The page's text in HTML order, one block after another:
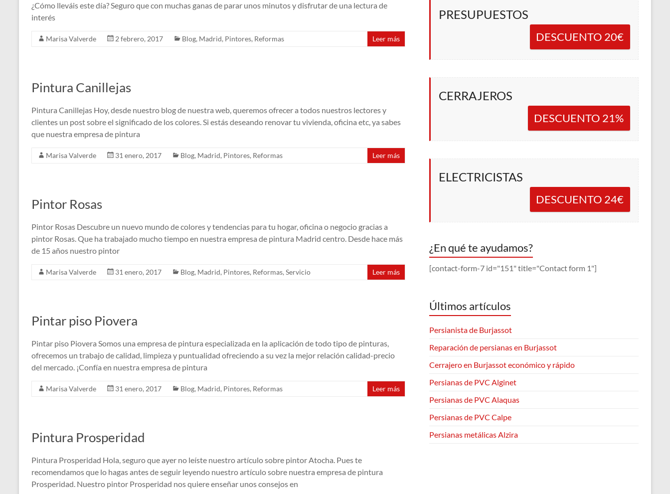
¿Cómo lleváis este día? Seguro que con muchas ganas de parar unos minutos y disfrutar de una lectura de
interés
Marisa Valverde 2 febrero, 2017 Blog, Madrid, Pintores, Reformas Leer más
Pintura Canillejas
Pintura Canillejas Hoy, desde nuestro blog de nuestra web, queremos ofrecer a todos nuestros lectores y
clientes un post sobre el significado de los colores. Si estás deseando renovar tu vivienda, oficina etc, ya sabes
que nuestra empresa de pintura
Marisa Valverde 31 enero, 2017 Blog, Madrid, Pintores, Reformas Leer más
Pintor Rosas
Pintor Rosas Descubre un nuevo mundo de colores y tendencias para tu hogar, oficina o negocio gracias a
pintor Rosas. Que ha trabajado mucho tiempo en nuestra empresa de pintura Madrid centro. Desde hace más
de 15 años nuestro pintor
Marisa Valverde 31 enero, 2017 Blog, Madrid, Pintores, Reformas, Servicio Leer más
Pintar piso Piovera
Pintar piso Piovera Somos una empresa de pintura especializada en la aplicación de todo tipo de pinturas,
ofrecemos un trabajo de calidad, limpieza y puntualidad ofreciendo a su vez la mejor relación calidad-precio
del mercado. ¡Confía en nuestra empresa de pintura
Marisa Valverde 31 enero, 2017 Blog, Madrid, Pintores, Reformas Leer más
Pintura Prosperidad
Pintura Prosperidad Hola, seguro que ayer no leíste nuestro artículo sobre pintor Atocha. Pues te
recomendamos que lo hagas antes de seguir leyendo nuestro artículo sobre nuestra empresa de pintura
Prosperidad. Nuestro pintor Prosperidad nos quiere enseñar unos consejos en
PRESUPUESTOS
DESCUENTO 20€
CERRAJEROS
DESCUENTO 21%
ELECTRICISTAS
DESCUENTO 24€
¿En qué te ayudamos?
[contact-form-7 id="151" title="Contact form 1"]
Últimos artículos
Persianista de Burjassot
Reparación de persianas en Burjassot
Cerrajero en Burjassot económico y rápido
Persianas de PVC Alginet
Persianas de PVC Alaquas
Persianas de PVC Calpe
Persianas metálicas Alzira